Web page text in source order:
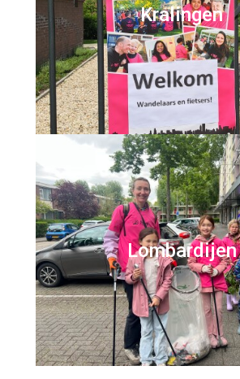
Kralingen
Lombardijen